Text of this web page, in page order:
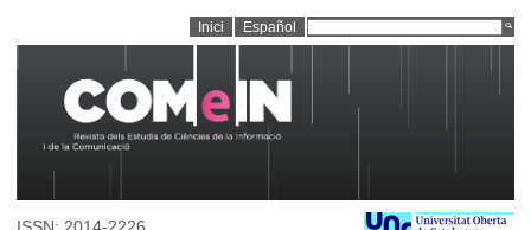
Inici Español